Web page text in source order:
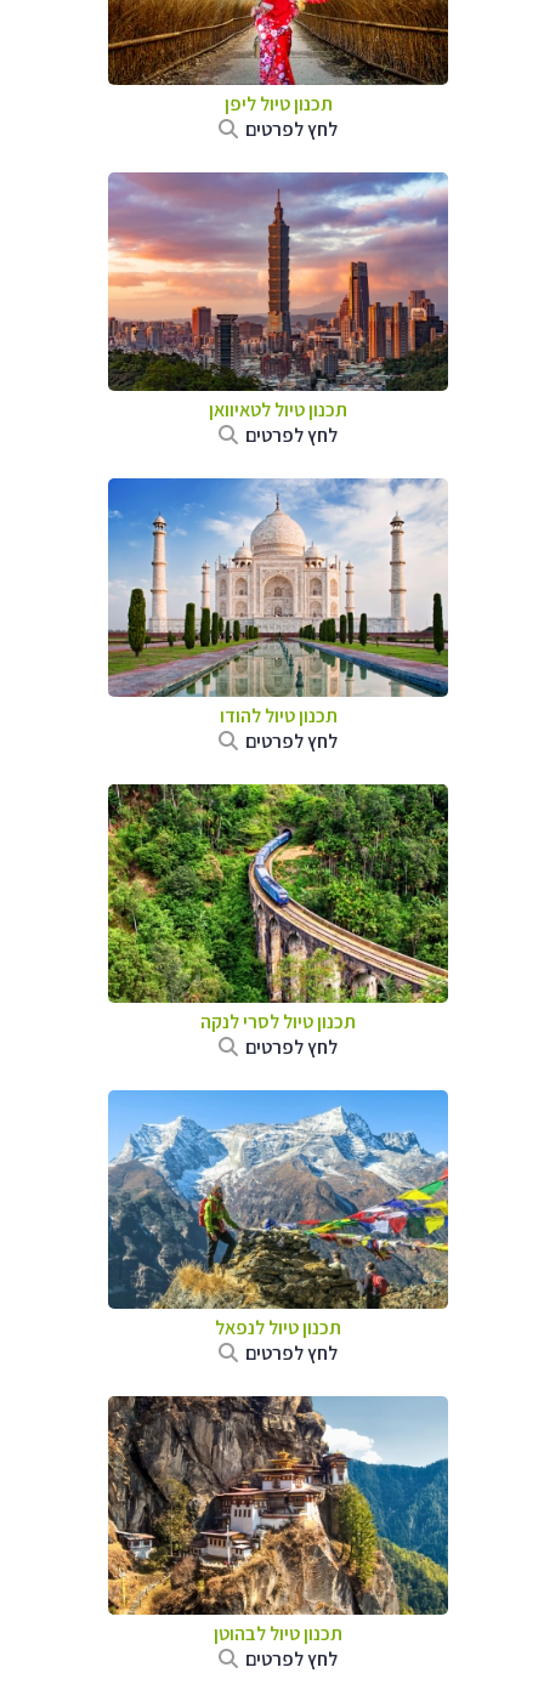
תכנון טיולליפן
לחץ לפרטים
תכנון טיוללטאיוואן
לחץ לפרטים
תכנון טיוללהודו
לחץ לפרטים
תכנון טיוללסרי לנקה
לחץ לפרטים
תכנון טיול לנפאל
לחץ לפרטים
תכנון טיול לבהוטן
לחץ לפרטים